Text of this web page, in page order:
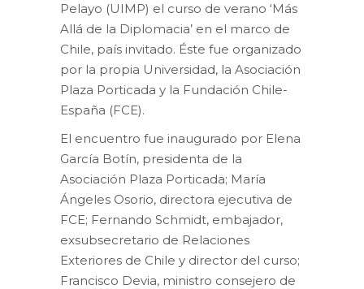
Pelayo (UIMP) el curso de verano ‘Más
Allá de la Diplomacia’ en el marco de
Chile, país invitado. Éste fue organizado
por la propia Universidad, la Asociación
Plaza Porticada y la Fundación Chile-
España (FCE).
El encuentro fue inaugurado por Elena
García Botín, presidenta de la
Asociación Plaza Porticada; María
Ángeles Osorio, directora ejecutiva de
FCE; Fernando Schmidt, embajador,
exsubsecretario de Relaciones
Exteriores de Chile y director del curso;
Francisco Devia, ministro consejero de